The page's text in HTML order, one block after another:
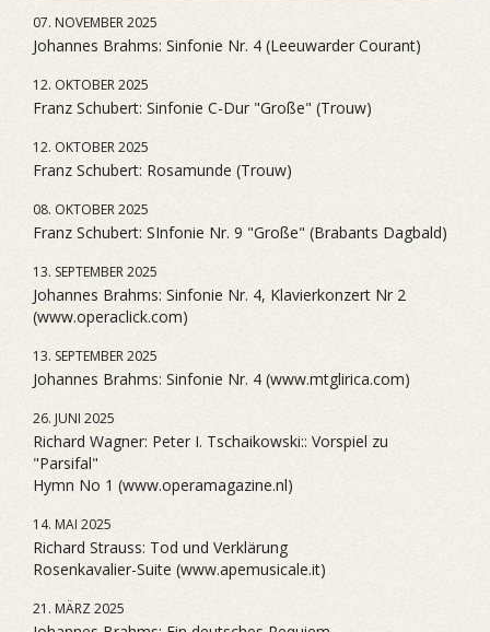
07. NOVEMBER 2025
Johannes Brahms: Sinfonie Nr. 4 (Leeuwarder Courant)
12. OKTOBER 2025
Franz Schubert: Sinfonie C-Dur "Große" (Trouw)
12. OKTOBER 2025
Franz Schubert: Rosamunde (Trouw)
08. OKTOBER 2025
Franz Schubert: SInfonie Nr. 9 "Große" (Brabants Dagbald)
13. SEPTEMBER 2025
Johannes Brahms: Sinfonie Nr. 4, Klavierkonzert Nr 2
(www.operaclick.com)
13. SEPTEMBER 2025
Johannes Brahms: Sinfonie Nr. 4 (www.mtglirica.com)
26. JUNI 2025
Richard Wagner: Peter I. Tschaikowski:: Vorspiel zu
"Parsifal"
Hymn No 1 (www.operamagazine.nl)
14. MAI 2025
Richard Strauss: Tod und Verklärung
Rosenkavalier-Suite (www.apemusicale.it)
21. MÄRZ 2025